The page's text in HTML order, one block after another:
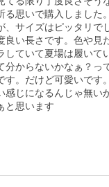
る思いで購入しまし
、サイズはピッタリで
良い長さです。色や見
していて夏場は履いて
分からないかなぁ？っ
す。だけど可愛いで
感じになるんじゃ無い
と思います